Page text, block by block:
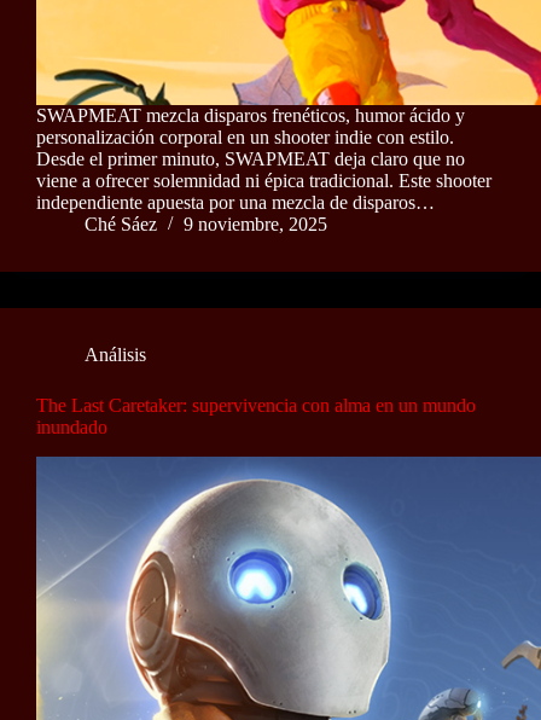
SWAPMEAT mezcla disparos frenéticos, humor ácido y
personalización corporal en un shooter indie con estilo.
Desde el primer minuto, SWAPMEAT deja claro que no
viene a ofrecer solemnidad ni épica tradicional. Este shooter
independiente apuesta por una mezcla de disparos…
Ché Sáez
9 noviembre, 2025
Análisis
The Last Caretaker: supervivencia con alma en un mundo
inundado